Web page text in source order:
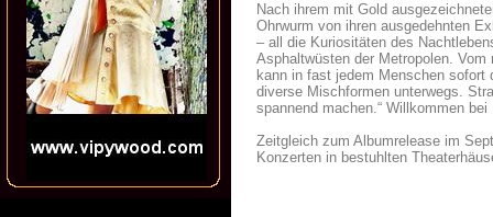
Nach ihrem mit Gold
Ohrwurm von ihren ausgedehnten
– all die Kuriositäten des
Asphaltwüsten der Metropolen.
kann in fast jedem Menschen
diverse Mischformen unterwegs.
spannend machen.“ Willkommen
Zeitgleich zum Albumrelease im
Konzerten in bestuhlten